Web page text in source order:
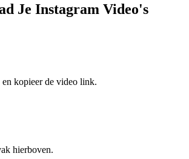
Je Instagram Video's
kopieer de video link.
hierboven.